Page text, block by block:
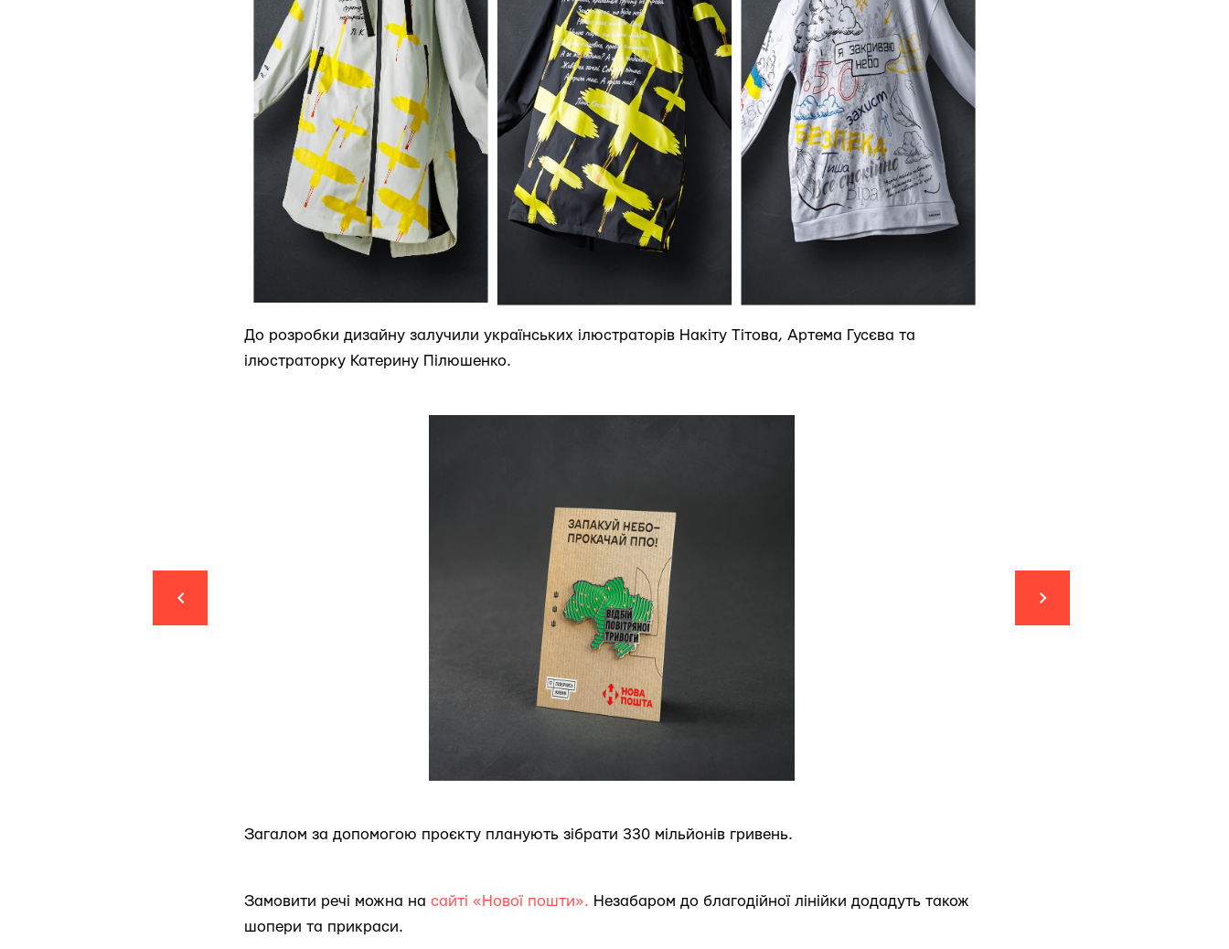
До розробки дизайну залучили українських ілюстраторів Накіту Тітова, Артема Гусєва та
ілюстраторку Катерину Пілюшенко.
Загалом за допомогою проєкту планують зібрати 330 мільйонів гривень.
Замовити речі можна на сайті «Нової пошти». Незабаром до благодійної лінійки додадуть також
шопери та прикраси.